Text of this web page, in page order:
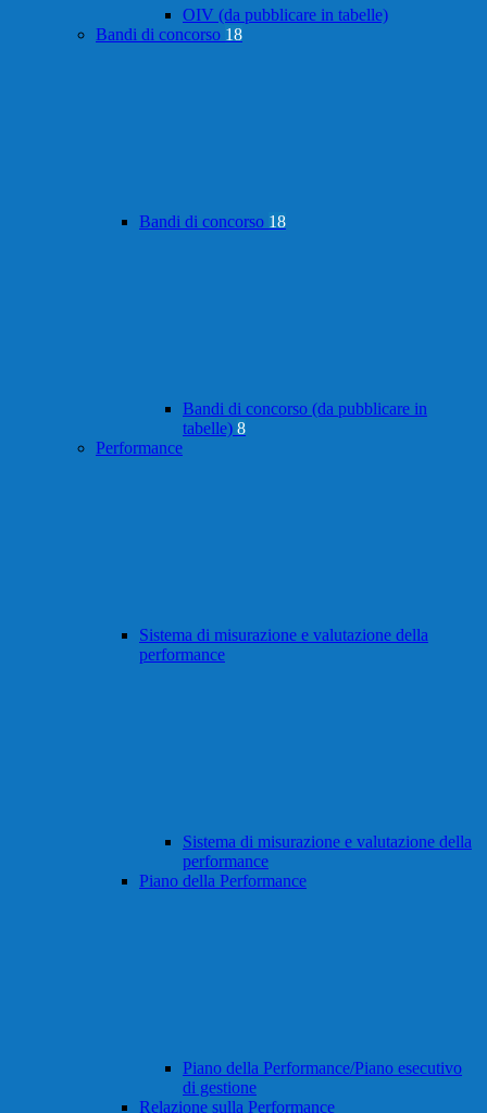
OIV (da pubblicare in tabelle)
Bandi di concorso 18
Bandi di concorso 18
Bandi di concorso (da pubblicare in
tabelle) 8
Performance
Sistema di misurazione e valutazione della
performance
Sistema di misurazione e valutazione della
performance
Piano della Performance
Piano della Performance/Piano esecutivo
di gestione
Relazione sulla Performance